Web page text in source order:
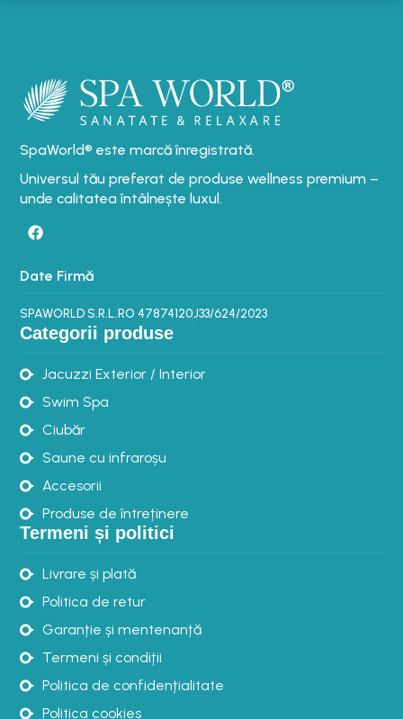
SpaWorld® este marcă înregistrată.
Universul tău preferat de produse wellness premium –
unde calitatea întâlnește luxul.
Date Firmă
SPAWORLD S.R.L.RO 47874120J33/624/2023
Categorii produse
Jacuzzi Exterior / Interior
Swim Spa
Ciubăr
Saune cu infraroșu
Accesorii
Produse de întreținere
Termeni și politici
Livrare și plată
Politica de retur
Garanție și mentenanță
Termeni și condiții
Politica de confidențialitate
Politica cookies